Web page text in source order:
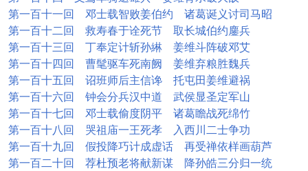
第一百十一回 邓士载智败姜伯约 诸葛诞义讨司马昭
第一百十二回 救寿春于诠死节 取长城伯约鏖兵
第一百十三回 丁奉定计斩孙綝 姜维斗阵破邓艾
第一百十四回 曹髦驱车死南阙 姜维弃粮胜魏兵
第一百十五回 诏班师后主信谗 托屯田姜维避祸
第一百十六回 钟会分兵汉中道 武侯显圣定军山
第一百十七回 邓士载偷度阴平 诸葛瞻战死绵竹
第一百十八回 哭祖庙一王死孝 入西川二士争功
第一百十九回 假投降巧计成虚话 再受禅依样画葫芦
第一百二十回 荐杜预老将献新谋 降孙皓三分归一统